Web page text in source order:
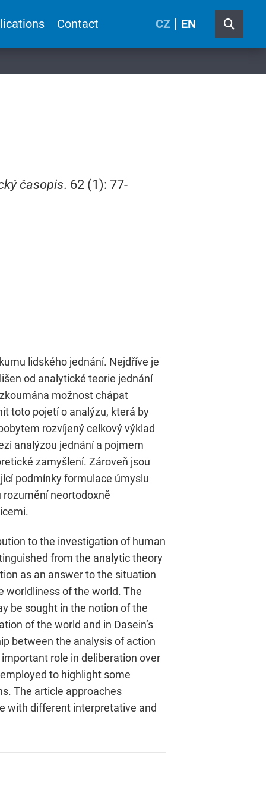
Contact CZ EN
časopis. 62 (1): 77-
lidského jednání. Nejdříve je
od analytické teorie jednání
možnost chápat
toto pojetí o analýzu, která by
rozvíjený celkový výklad
analýzou jednání a pojmem
zamyšlení. Zároveň jsou
podmínky formulace úmyslu
neortodoxně
to the investigation of human
from the analytic theory
as an answer to the situation
worldliness of the world. The
be sought in the notion of the
of the world and in Dasein’s
between the analysis of action
role in deliberation over
to highlight some
The article approaches
with different interpretative and